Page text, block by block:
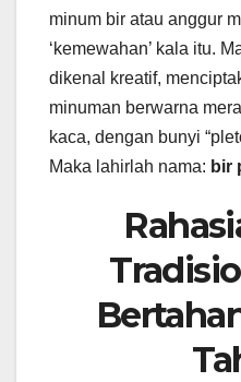
minum bir atau anggur
‘kemewahan’ kala itu.
dikenal kreatif,
minuman berwarna
kaca, dengan bunyi
Maka lahirlah nama: bir